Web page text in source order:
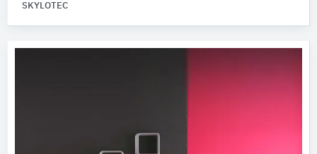
SKYLOTEC